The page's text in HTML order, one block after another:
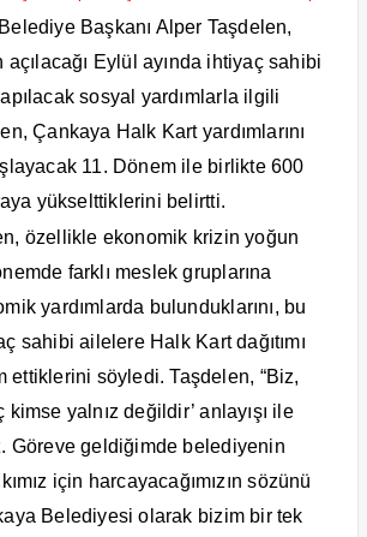
Başkanı Alper Taşdelen,
açılacağı Eylül ayında ihtiyaç sahibi
sosyal yardımlarla ilgili
Çankaya Halk Kart yardımlarını
11. Dönem ile birlikte 600
yükselttiklerini belirtti.
özellikle ekonomik krizin yoğun
farklı meslek gruplarına
yardımlarda bulunduklarını, bu
sahibi ailelere Halk Kart dağıtımı
ettiklerini söyledi. Taşdelen, “Biz,
kimse yalnız değildir’ anlayışı ile
Göreve geldiğimde belediyenin
için harcayacağımızın sözünü
Belediyesi olarak bizim bir tek